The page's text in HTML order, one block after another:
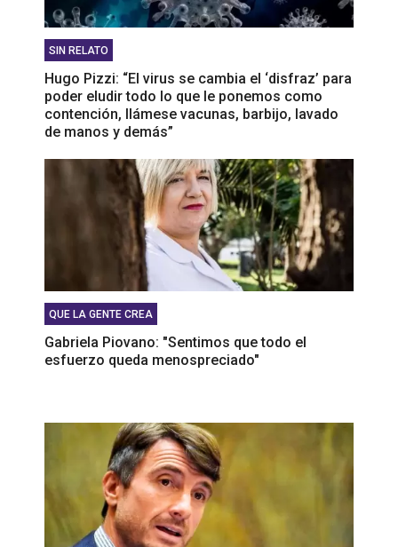
SIN RELATO
Hugo Pizzi: “El virus se cambia el ‘disfraz’ para
poder eludir todo lo que le ponemos como
contención, llámese vacunas, barbijo, lavado
de manos y demás”
QUE LA GENTE CREA
Gabriela Piovano: "Sentimos que todo el
esfuerzo queda menospreciado"